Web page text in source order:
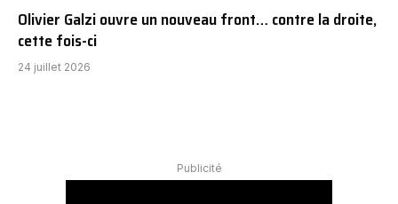
Olivier Galzi ouvre un nouveau front… contre la droite,
cette fois-ci
24 juillet 2026
Publicité